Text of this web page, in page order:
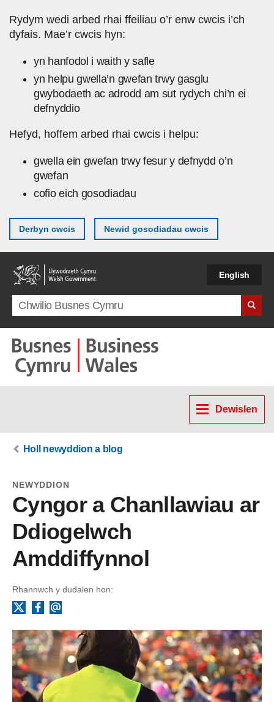
Rydym wedi arbed rhai ffeiliau o’r enw cwcis i’ch
dyfais. Mae’r cwcis hyn:
yn hanfodol i waith y safle
yn helpu gwella’n gwefan trwy gasglu
gwybodaeth ac adrodd am sut rydych chi’n ei
defnyddio
Hefyd, hoffem arbed rhai cwcis i helpu:
gwella ein gwefan trwy fesur y defnydd o’n
gwefan
cofio eich gosodiadau
Derbyn cwcis Newid gosodiadau cwcis
English
Search term
Dewislen
Holl newyddion a blog
NEWYDDION
Cyngor a Chanllawiau ar
Ddiogelwch
Amddiffynnol
Rhannwch y dudalen hon:
Facebook
Ebost